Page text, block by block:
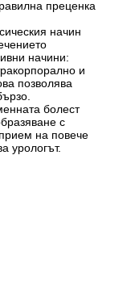
преценка
начин
начини:
и
позволява
болест
с
на повече
урологът.